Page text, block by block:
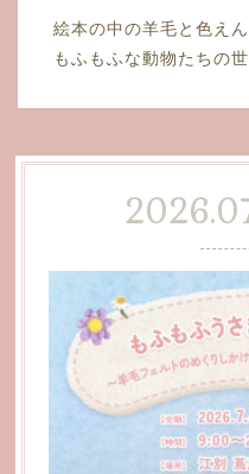
絵本の中の羊毛と色え
もふもふな動物たちの